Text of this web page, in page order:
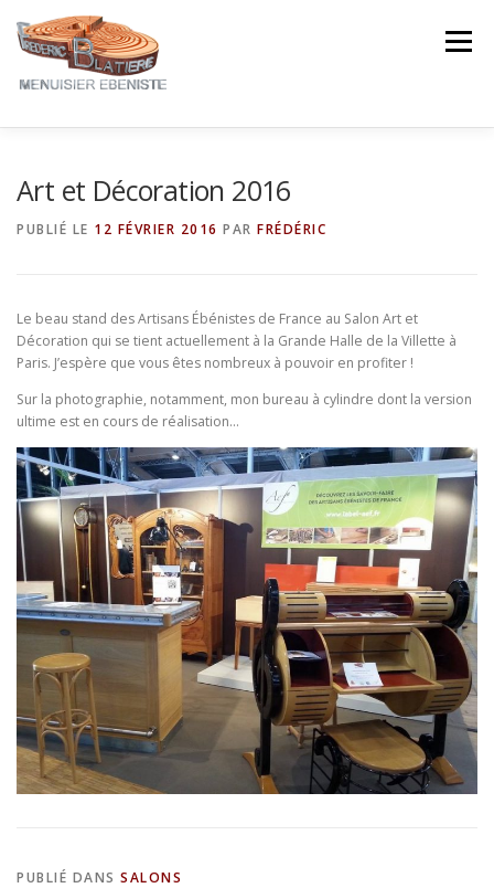
contenu
Menu
Art et Décoration 2016
PUBLIÉ LE 12 FÉVRIER 2016 PAR FRÉDÉRIC
Le beau stand des Artisans Ébénistes de France au Salon Art et
Décoration qui se tient actuellement à la Grande Halle de la Villette à
Paris. J’espère que vous êtes nombreux à pouvoir en profiter !
Sur la photographie, notamment, mon bureau à cylindre dont la version
ultime est en cours de réalisation…
PUBLIÉ DANS SALONS